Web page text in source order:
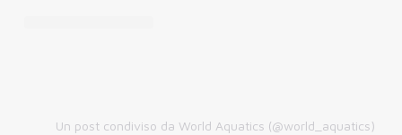
Un post condiviso da World Aquatics (@world_aquatics)